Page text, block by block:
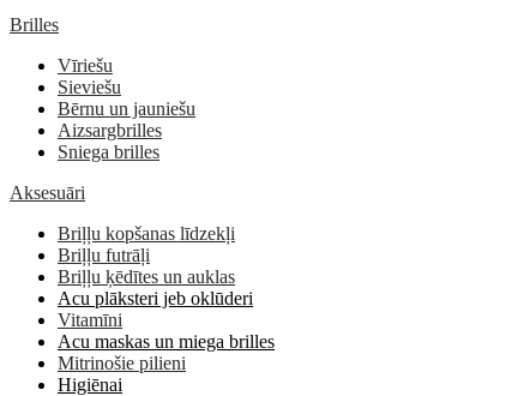
Brilles
Vīriešu
Sieviešu
Bērnu un jauniešu
Aizsargbrilles
Sniega brilles
Aksesuāri
Briļļu kopšanas līdzekļi
Briļļu futrāļi
Briļļu ķēdītes un auklas
Acu plāksteri jeb oklūderi
Vitamīni
Acu maskas un miega brilles
Mitrinošie pilieni
Higiēnai